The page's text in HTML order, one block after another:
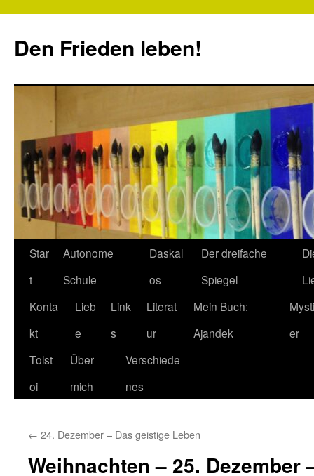
springen
Den Frieden leben!
Star
t
Autonome
Schule
Daskal
os
Der dreifache
Spiegel
Konta
kt
Lieb
e
Link
s
Literat
ur
Mein Buch:
Ajandek
er
Tolst
oi
Über
mich
Verschiede
nes
← 24. Dezember – Das geistige Leben
Weihnachten – 25. Dezember